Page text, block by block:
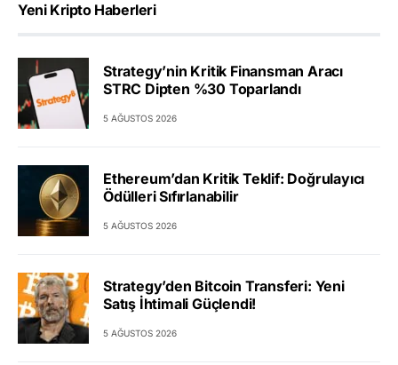
Yeni Kripto Haberleri
Strategy’nin Kritik Finansman Aracı
STRC Dipten %30 Toparlandı
5 AĞUSTOS 2026
Ethereum’dan Kritik Teklif: Doğrulayıcı
Ödülleri Sıfırlanabilir
5 AĞUSTOS 2026
Strategy’den Bitcoin Transferi: Yeni
Satış İhtimali Güçlendi!
5 AĞUSTOS 2026